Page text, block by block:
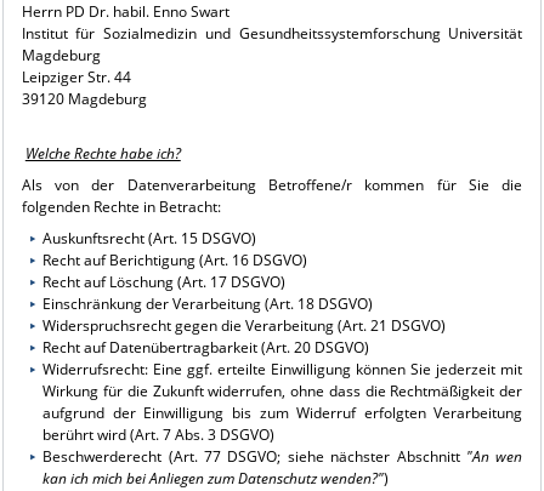
Herrn PD Dr. habil. Enno Swart
Institut für Sozialmedizin und Gesundheitssystemforschung Universität
Magdeburg
Leipziger Str. 44
39120 Magdeburg
Welche Rechte habe ich?
Als von der Datenverarbeitung Betroffene/r kommen für Sie die
folgenden Rechte in Betracht:
Auskunftsrecht (Art. 15 DSGVO)
Recht auf Berichtigung (Art. 16 DSGVO)
Recht auf Löschung (Art. 17 DSGVO)
Einschränkung der Verarbeitung (Art. 18 DSGVO)
Widerspruchsrecht gegen die Verarbeitung (Art. 21 DSGVO)
Recht auf Datenübertragbarkeit (Art. 20 DSGVO)
Widerrufsrecht: Eine ggf. erteilte Einwilligung können Sie jederzeit mit
Wirkung für die Zukunft widerrufen, ohne dass die Rechtmäßigkeit der
aufgrund der Einwilligung bis zum Widerruf erfolgten Verarbeitung
berührt wird (Art. 7 Abs. 3 DSGVO)
Beschwerderecht (Art. 77 DSGVO; siehe nächster Abschnitt "An wen
kan ich mich bei Anliegen zum Datenschutz wenden?")